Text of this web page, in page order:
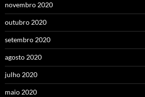
novembro 2020
outubro 2020
setembro 2020
agosto 2020
julho 2020
maio 2020